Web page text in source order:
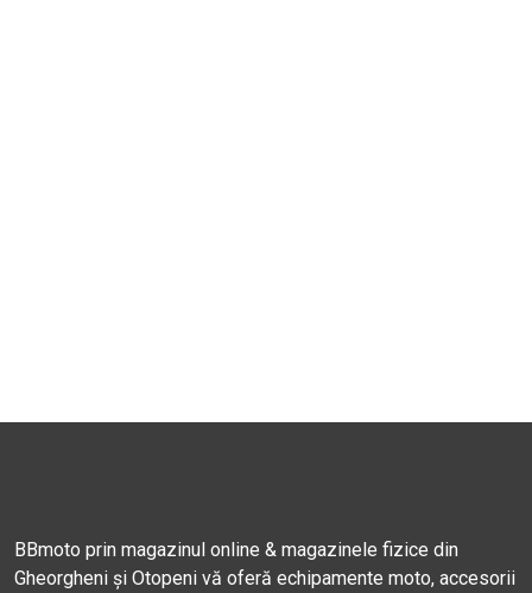
BBmoto prin magazinul online & magazinele fizice din
Gheorgheni și Otopeni vă oferă echipamente moto, accesorii